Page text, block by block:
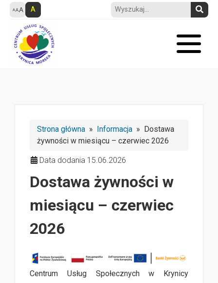
A
Strona główna » Informacja » Dostawa
żywności w miesiącu – czerwiec 2026
Data dodania 15.06.2026
Dostawa żywności w
miesiącu – czerwiec
2026
Centrum Usług Społecznych w Krynicy